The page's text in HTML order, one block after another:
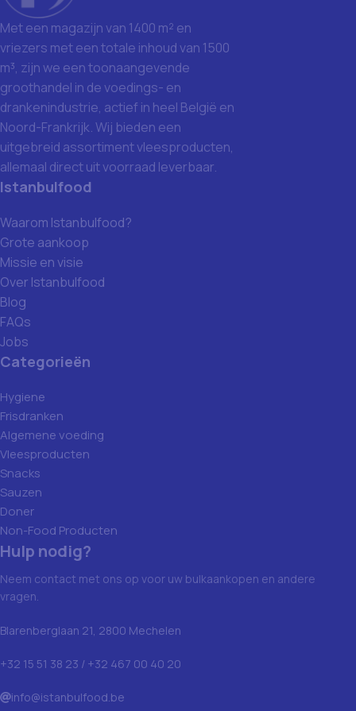
Met een magazijn van 1400 m² en
vriezers met een totale inhoud van 1500
m³, zijn we een toonaangevende
groothandel in de voedings- en
drankenindustrie, actief in heel België en
Noord-Frankrijk. Wij bieden een
uitgebreid assortiment vleesproducten,
allemaal direct uit voorraad leverbaar.
Istanbulfood
Waarom Istanbulfood?
Grote aankoop
Missie en visie
Over Istanbulfood
Blog
FAQs
Jobs
Categorieën
Hygiene
Frisdranken
Algemene voeding
Vleesproducten
Snacks
Sauzen
Doner
Non-Food Producten
Hulp nodig?
Neem contact met ons op voor uw bulkaankopen en andere
vragen.
Blarenberglaan 21, 2800 Mechelen
+32 15 51 38 23 / +32 467 00 40 20
info@istanbulfood.be